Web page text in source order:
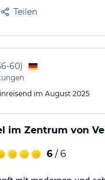
Teilen
60)
im August 2025
im Zentrum von
6 / 6